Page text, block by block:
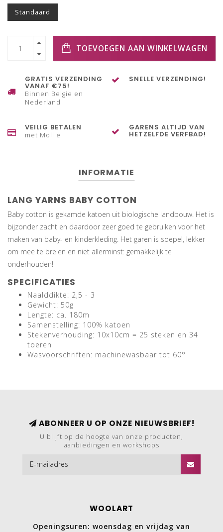
Standaard
TOEVOEGEN AAN WINKELWAGEN
GRATIS VERZENDING
VANAF €75!
Binnen België en
Nederland
SNELLE VERZENDING!
VEILIG BETALEN
met Mollie
GARENS ALTIJD VAN
HETZELFDE VERFBAD!
INFORMATIE
LANG YARNS BABY COTTON
Baby cotton is gekamde katoen uit biologische landbouw. Het is
bijzonder zacht en daardoor zeer goed te gebruiken voor het
maken van baby- en kinderkleding. Het garen is soepel, lekker
om mee te breien en niet allerminst: gemakkelijk te
onderhouden!
SPECIFICATIES
Naalddikte: 2,5 - 3
Gewicht: 50g
Lengte: ca. 180m
Samenstelling: 100% katoen
Stekenverhouding: 10x10cm = 25 steken en 34
toeren
Wasvoorschriften: machinewasbaar tot 60°
ABONNEER U OP ONZE NIEUWSBRIEF!
U blijft op de hoogte van onze producten,
aanbiedingen en workshops
WOOLART
Openingsuren: woensdag en vrijdag van